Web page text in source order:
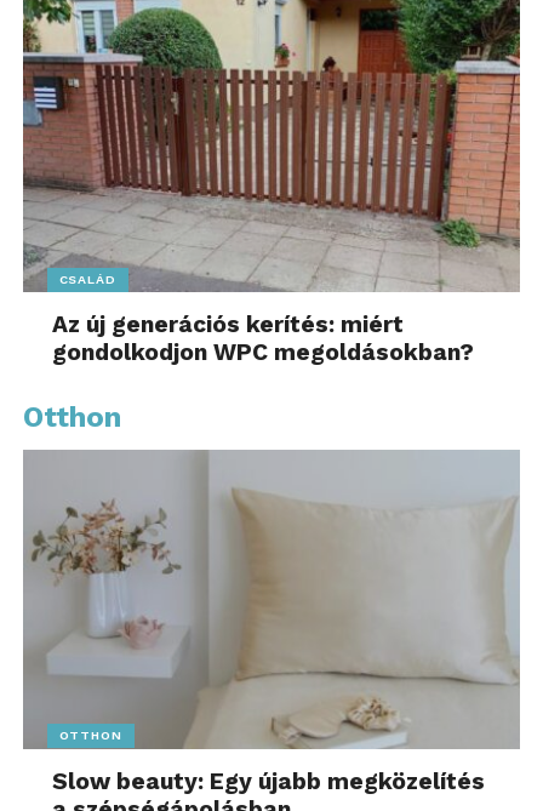
CSALÁD
Az új generációs kerítés: miért
gondolkodjon WPC megoldásokban?
Otthon
OTTHON
Slow beauty: Egy újabb megközelítés